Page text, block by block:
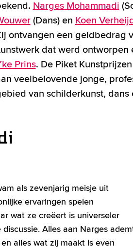
Narges Mohammadi
(Dans) en Koen
ontvangen een geldbedrag
dat werd ontworpen
Prins. De Piket
veelbelovende jonge,
van schilderkunst, dans
als zevenjarig meisje uit
ervaringen spelen
wat ze creëert is universeler
Alles aan Narges
alles wat zij maakt is even